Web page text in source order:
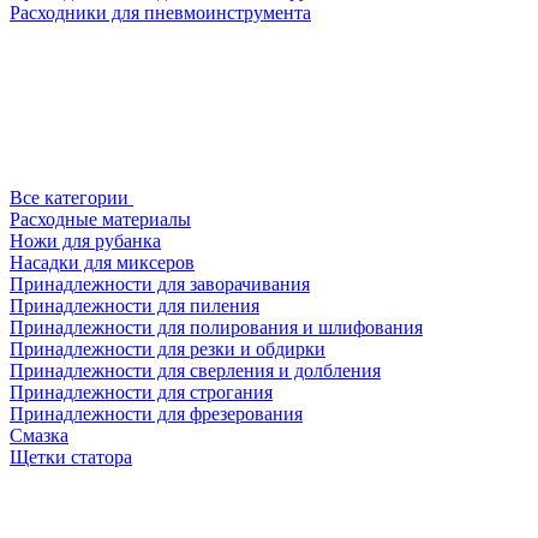
Расходники для пневмоинструмента
Все категории
Расходные материалы
Ножи для рубанка
Насадки для миксеров
Принадлежности для заворачивания
Принадлежности для пиления
Принадлежности для полирования и шлифования
Принадлежности для резки и обдирки
Принадлежности для сверления и долбления
Принадлежности для строгания
Принадлежности для фрезерования
Смазка
Щетки статора